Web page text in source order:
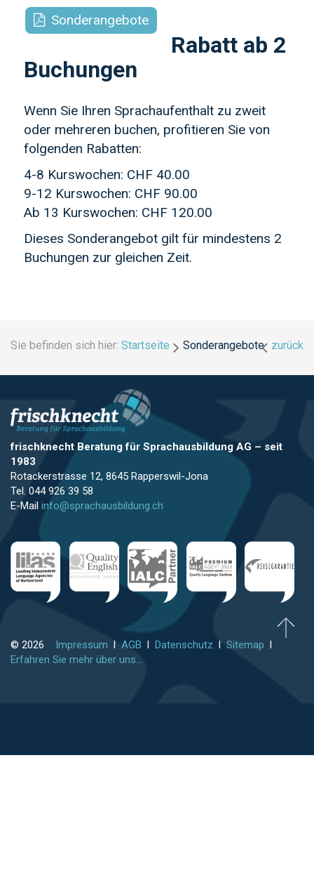
Sonderangebote
Rabatt ab 2
Buchungen
Wenn Sie Ihren Sprachaufenthalt zu zweit
oder mehreren buchen, profitieren Sie von
folgenden Rabatten:
4-8 Kurswochen: CHF 40.00
9-12 Kurswochen: CHF 90.00
Ab 13 Kurswochen: CHF 120.00
Dieses Sonderangebot gilt für mindestens 2
Buchungen zur gleichen Zeit.
Sie befinden sich hier: Startseite Sonderangebote zurück
frischknecht Beratung für Sprachausbildung AG – seit
1983
Rotackerstrasse 12, 8645 Rapperswil-Jona
Tel. 044 926 39 58
E-Mail info@sprachausbildung.ch
© 2026 Impressum l AGB l Datenschutz l Sitemap l
Erfahren Sie mehr über uns...